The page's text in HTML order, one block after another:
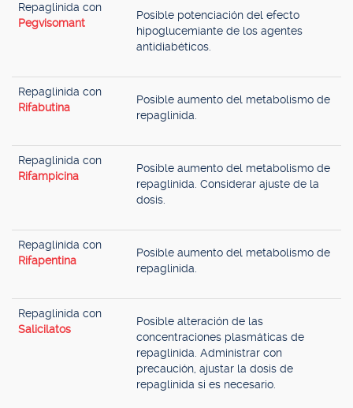
Repaglinida con
Pegvisomant
Posible potenciación del efecto
hipoglucemiante de los agentes
antidiabéticos.
Repaglinida con
Rifabutina
Posible aumento del metabolismo de
repaglinida.
Repaglinida con
Rifampicina
Posible aumento del metabolismo de
repaglinida. Considerar ajuste de la
dosis.
Repaglinida con
Rifapentina
Posible aumento del metabolismo de
repaglinida.
Repaglinida con
Salicilatos
Posible alteración de las
concentraciones plasmáticas de
repaglinida. Administrar con
precaución, ajustar la dosis de
repaglinida si es necesario.